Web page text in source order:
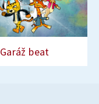
Garáž beat